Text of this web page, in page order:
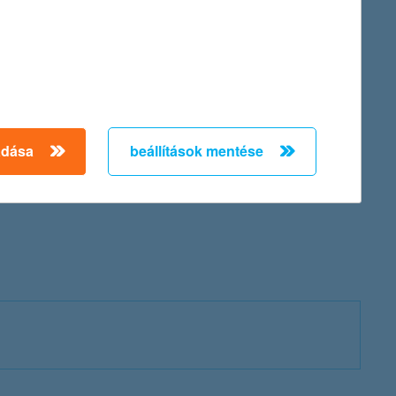
24 órás támaszként állnak helyt minden élethelyzetben. A
beállítások mentése